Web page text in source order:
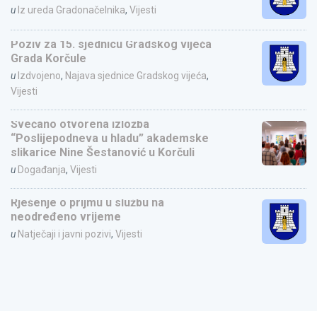
u Iz ureda Gradonačelnika, Vijesti
Poziv za 15. sjednicu Gradskog vijeća
Grada Korčule
u Izdvojeno, Najava sjednice Gradskog vijeća,
Vijesti
Svečano otvorena izložba
“Poslijepodneva u hladu” akademske
slikarice Nine Šestanović u Korčuli
u Događanja, Vijesti
Rješenje o prijmu u službu na
neodređeno vrijeme
u Natječaji i javni pozivi, Vijesti